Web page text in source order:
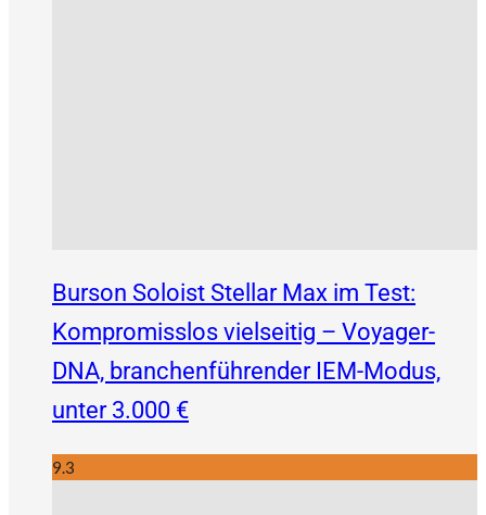
Burson Soloist Stellar Max im Test:
Kompromisslos vielseitig – Voyager-
DNA, branchenführender IEM-Modus,
unter 3.000 €
9.3